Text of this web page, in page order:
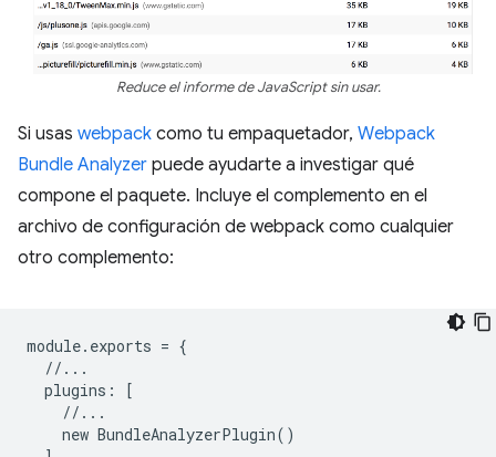
Reduce el informe de JavaScript sin usar.
Si usas webpack como tu empaquetador, Webpack
Bundle Analyzer puede ayudarte a investigar qué
compone el paquete. Incluye el complemento en el
archivo de configuración de webpack como cualquier
otro complemento:
module. exports = {
//...
plugins :
[
//...
new BundleAnalyzerPlugin()